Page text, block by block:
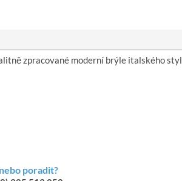
zpracované moderní brýle italského
poradit?